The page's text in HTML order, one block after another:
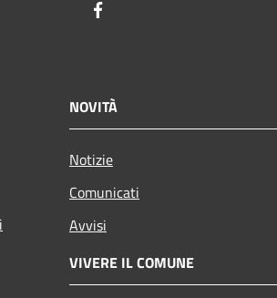
NOVITÀ
Notizie
Comunicati
Avvisi
VIVERE IL COMUNE